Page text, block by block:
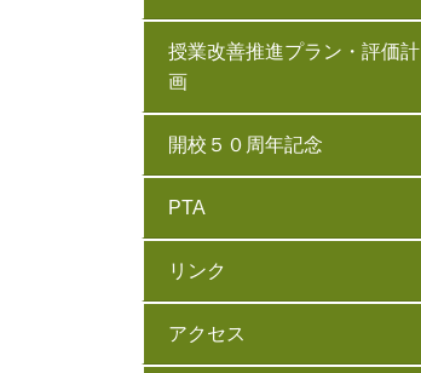
授業改善推進プラン・評価計
画
開校５０周年記念
PTA
リンク
アクセス